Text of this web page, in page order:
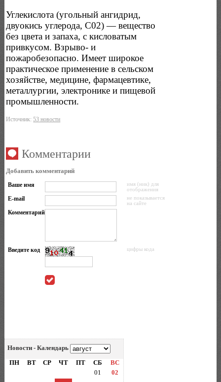
Углекислота (угольный ангидрид,
двуокись углерода, С02) — вещество
без цвета и запаха, с кисловатым
привкусом. Взрыво- и
пожаробезопасно. Имеет широкое
практическое применение в сельском
хозяйстве, медицине, фармацевтике,
металлургии, электронике и пищевой
промышленности.
Источник:53 новости
Комментарии
Добавить комментарий
Ваше имя
имя (ник) для
отображения
E-mail
не показывается
на сайте
Комментарий
Введите код цифры кода
Новости - Календарь
ПН
ВТ СР ЧТ ПТ СБ
ВС
01
02